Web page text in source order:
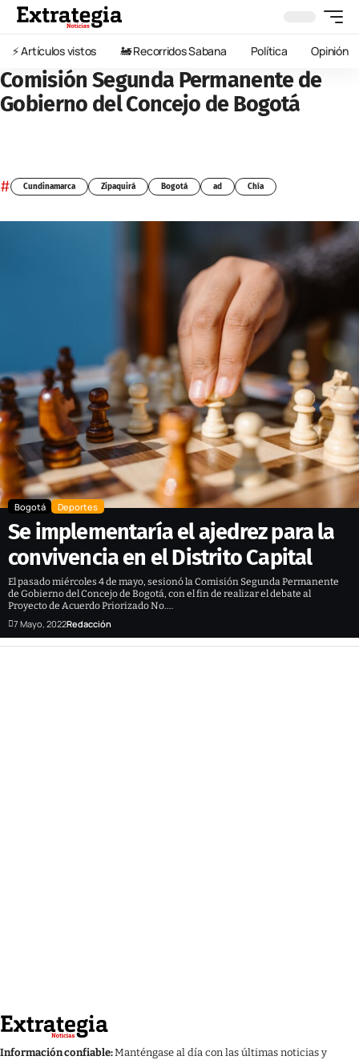
⚡️ Artículos vistos 🚂 Recorridos Sabana Política Opinión
Comisión Segunda Permanente de
Gobierno del Concejo de Bogotá
# Cundinamarca Zipaquirá Bogotá ad Chía
Bogotá Deportes
Se implementaría el ajedrez para la
convivencia en el Distrito Capital
El pasado miércoles 4 de mayo, sesionó la Comisión Segunda Permanente
de Gobierno del Concejo de Bogotá, con el fin de realizar el debate al
Proyecto de Acuerdo Priorizado No.…
7 Mayo, 2022Redacción
Información confiable:Manténgase al día con las últimas noticias y